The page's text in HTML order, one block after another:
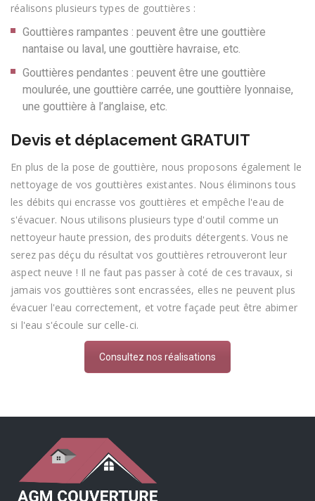
réalisons plusieurs types de gouttières :
Gouttières rampantes : peuvent être une gouttière
nantaise ou laval, une gouttière havraise, etc.
Gouttières pendantes : peuvent être une gouttière
moulurée, une gouttière carrée, une gouttière lyonnaise,
une gouttière à l’anglaise, etc.
Devis et déplacement GRATUIT
En plus de la pose de gouttière, nous proposons également le
nettoyage de vos gouttières existantes. Nous éliminons tous
les débits qui encrasse vos gouttières et empêche l'eau de
s'évacuer. Nous utilisons plusieurs type d'outil comme un
nettoyeur haute pression, des produits détergents. Vous ne
serez pas déçu du résultat vos gouttières retrouveront leur
aspect neuve ! Il ne faut pas passer à coté de ces travaux, si
jamais vos gouttières sont encrassées, elles ne peuvent plus
évacuer l'eau correctement, et votre façade peut être abimer
si l'eau s'écoule sur celle-ci.
Consultez nos réalisations